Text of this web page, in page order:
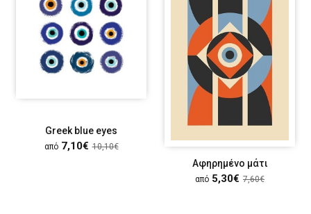
Greek blue eyes
από 7,10€ 10,10€
Αφηρημένο μάτι
από 5,30€ 7,60€